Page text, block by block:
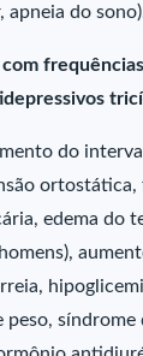
apneia do
com
do
ortostática,
edema do
peso, síndrome